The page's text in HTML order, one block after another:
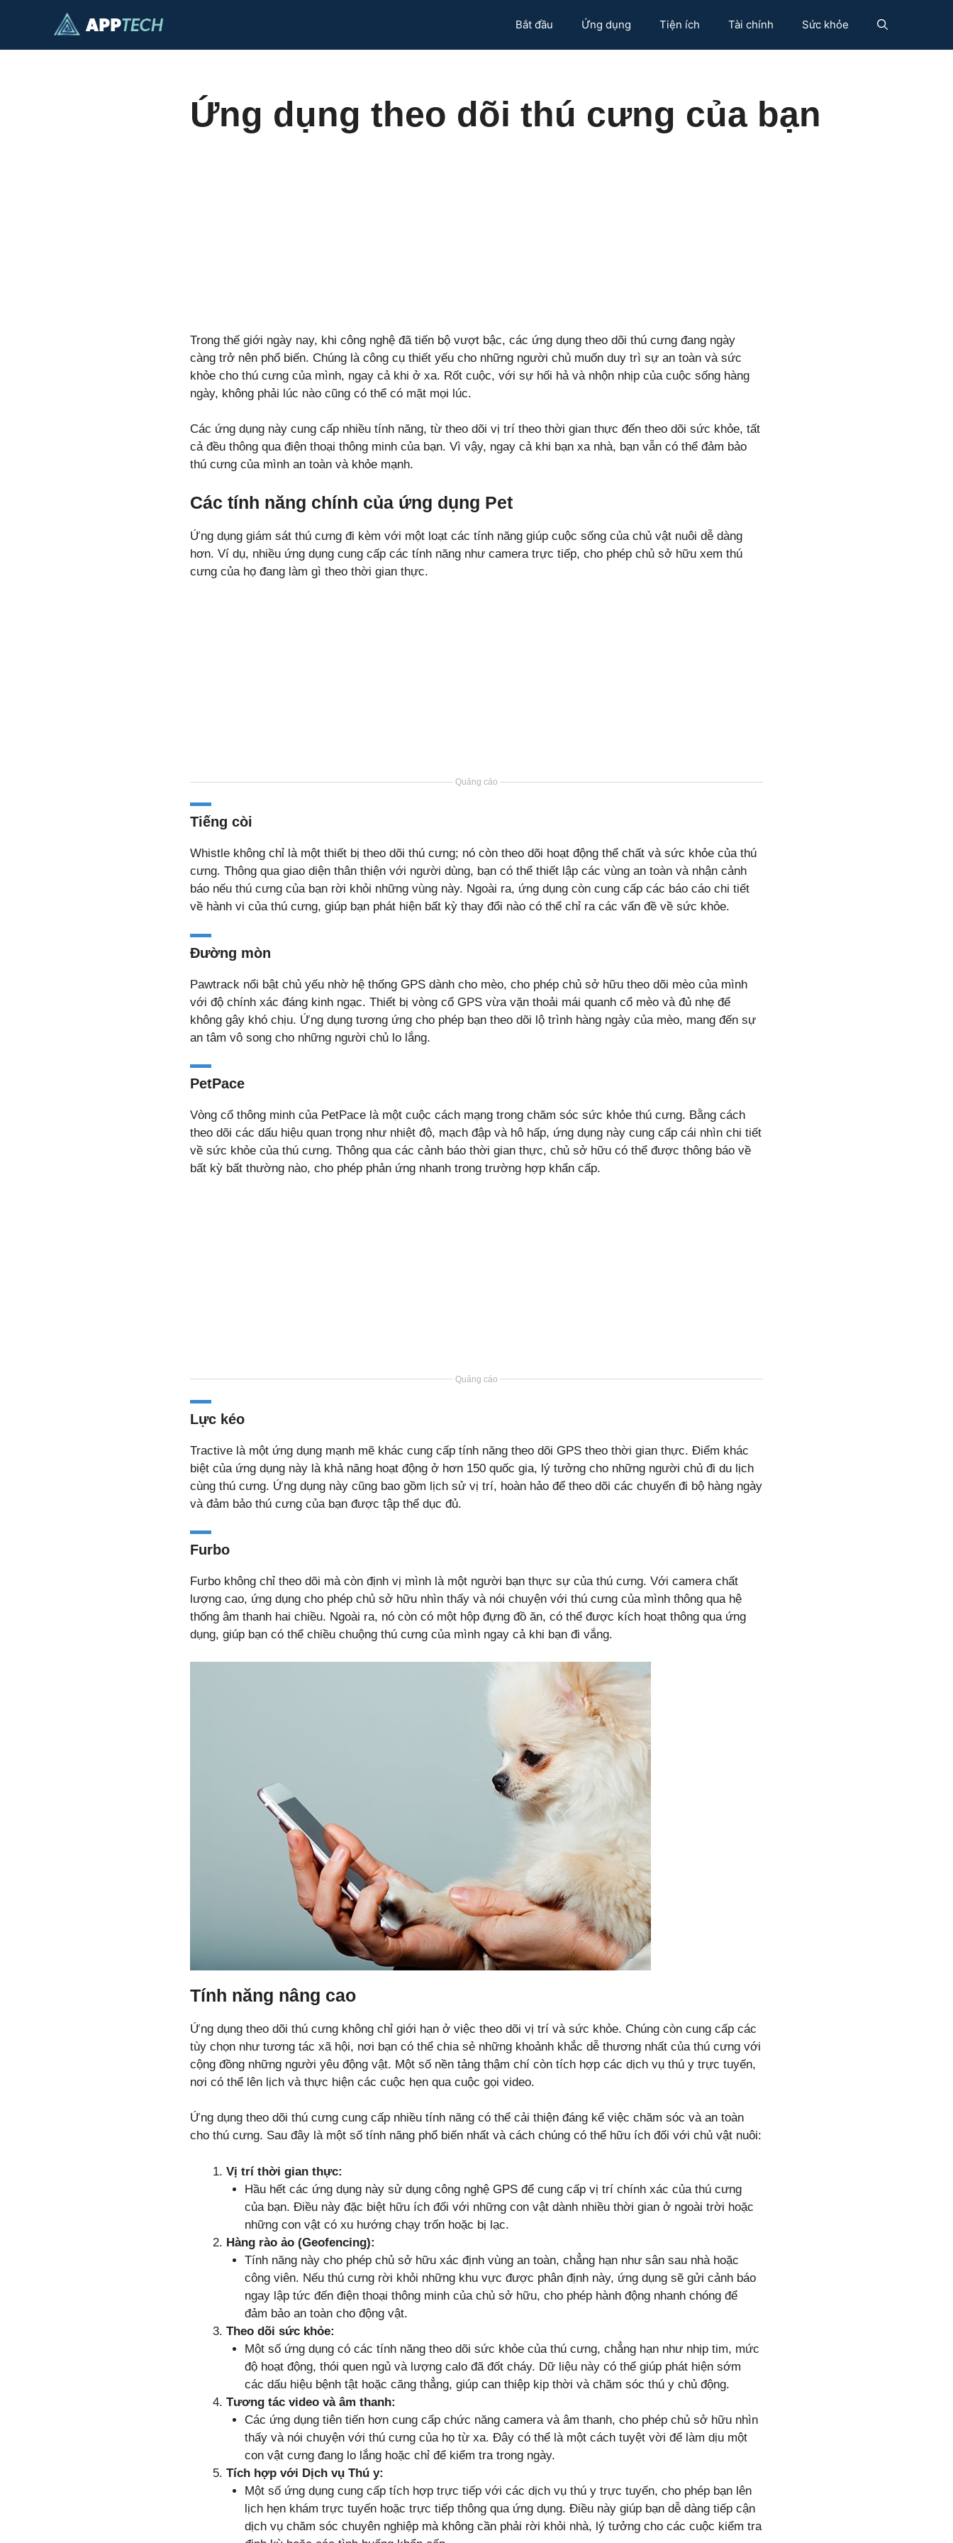
Bắt đầu Ứng dụng Tiện ích Tài chính Sức khỏe
Ứng dụng theo dõi thú cưng của bạn
Trong thế giới ngày nay, khi công nghệ đã tiến bộ vượt bậc, các ứng dụng theo dõi thú cưng đang ngày
càng trở nên phổ biến. Chúng là công cụ thiết yếu cho những người chủ muốn duy trì sự an toàn và sức
khỏe cho thú cưng của mình, ngay cả khi ở xa. Rốt cuộc, với sự hối hả và nhộn nhịp của cuộc sống hàng
ngày, không phải lúc nào cũng có thể có mặt mọi lúc.
Các ứng dụng này cung cấp nhiều tính năng, từ theo dõi vị trí theo thời gian thực đến theo dõi sức khỏe, tất
cả đều thông qua điện thoại thông minh của bạn. Vì vậy, ngay cả khi bạn xa nhà, bạn vẫn có thể đảm bảo
thú cưng của mình an toàn và khỏe mạnh.
Các tính năng chính của ứng dụng Pet
Ứng dụng giám sát thú cưng đi kèm với một loạt các tính năng giúp cuộc sống của chủ vật nuôi dễ dàng
hơn. Ví dụ, nhiều ứng dụng cung cấp các tính năng như camera trực tiếp, cho phép chủ sở hữu xem thú
cưng của họ đang làm gì theo thời gian thực.
Quảng cáo
Tiếng còi
Whistle không chỉ là một thiết bị theo dõi thú cưng; nó còn theo dõi hoạt động thể chất và sức khỏe của thú
cưng. Thông qua giao diện thân thiện với người dùng, bạn có thể thiết lập các vùng an toàn và nhận cảnh
báo nếu thú cưng của bạn rời khỏi những vùng này. Ngoài ra, ứng dụng còn cung cấp các báo cáo chi tiết
về hành vi của thú cưng, giúp bạn phát hiện bất kỳ thay đổi nào có thể chỉ ra các vấn đề về sức khỏe.
Đường mòn
Pawtrack nổi bật chủ yếu nhờ hệ thống GPS dành cho mèo, cho phép chủ sở hữu theo dõi mèo của mình
với độ chính xác đáng kinh ngạc. Thiết bị vòng cổ GPS vừa vặn thoải mái quanh cổ mèo và đủ nhẹ để
không gây khó chịu. Ứng dụng tương ứng cho phép bạn theo dõi lộ trình hàng ngày của mèo, mang đến sự
an tâm vô song cho những người chủ lo lắng.
PetPace
Vòng cổ thông minh của PetPace là một cuộc cách mạng trong chăm sóc sức khỏe thú cưng. Bằng cách
theo dõi các dấu hiệu quan trọng như nhiệt độ, mạch đập và hô hấp, ứng dụng này cung cấp cái nhìn chi tiết
về sức khỏe của thú cưng. Thông qua các cảnh báo thời gian thực, chủ sở hữu có thể được thông báo về
bất kỳ bất thường nào, cho phép phản ứng nhanh trong trường hợp khẩn cấp.
Quảng cáo
Lực kéo
Tractive là một ứng dụng mạnh mẽ khác cung cấp tính năng theo dõi GPS theo thời gian thực. Điểm khác
biệt của ứng dụng này là khả năng hoạt động ở hơn 150 quốc gia, lý tưởng cho những người chủ đi du lịch
cùng thú cưng. Ứng dụng này cũng bao gồm lịch sử vị trí, hoàn hảo để theo dõi các chuyến đi bộ hàng ngày
và đảm bảo thú cưng của bạn được tập thể dục đủ.
Furbo
Furbo không chỉ theo dõi mà còn định vị mình là một người bạn thực sự của thú cưng. Với camera chất
lượng cao, ứng dụng cho phép chủ sở hữu nhìn thấy và nói chuyện với thú cưng của mình thông qua hệ
thống âm thanh hai chiều. Ngoài ra, nó còn có một hộp đựng đồ ăn, có thể được kích hoạt thông qua ứng
dụng, giúp bạn có thể chiều chuộng thú cưng của mình ngay cả khi bạn đi vắng.
Tính năng nâng cao
Ứng dụng theo dõi thú cưng không chỉ giới hạn ở việc theo dõi vị trí và sức khỏe. Chúng còn cung cấp các
tùy chọn như tương tác xã hội, nơi bạn có thể chia sẻ những khoảnh khắc dễ thương nhất của thú cưng với
cộng đồng những người yêu động vật. Một số nền tảng thậm chí còn tích hợp các dịch vụ thú y trực tuyến,
nơi có thể lên lịch và thực hiện các cuộc hẹn qua cuộc gọi video.
Ứng dụng theo dõi thú cưng cung cấp nhiều tính năng có thể cải thiện đáng kể việc chăm sóc và an toàn
cho thú cưng. Sau đây là một số tính năng phổ biến nhất và cách chúng có thể hữu ích đối với chủ vật nuôi:
Vị trí thời gian thực:
Hầu hết các ứng dụng này sử dụng công nghệ GPS để cung cấp vị trí chính xác của thú cưng
của bạn. Điều này đặc biệt hữu ích đối với những con vật dành nhiều thời gian ở ngoài trời hoặc
những con vật có xu hướng chạy trốn hoặc bị lạc.
Hàng rào ảo (Geofencing):
Tính năng này cho phép chủ sở hữu xác định vùng an toàn, chẳng hạn như sân sau nhà hoặc
công viên. Nếu thú cưng rời khỏi những khu vực được phân định này, ứng dụng sẽ gửi cảnh báo
ngay lập tức đến điện thoại thông minh của chủ sở hữu, cho phép hành động nhanh chóng để
đảm bảo an toàn cho động vật.
Theo dõi sức khỏe:
Một số ứng dụng có các tính năng theo dõi sức khỏe của thú cưng, chẳng hạn như nhịp tim, mức
độ hoạt động, thói quen ngủ và lượng calo đã đốt cháy. Dữ liệu này có thể giúp phát hiện sớm
các dấu hiệu bệnh tật hoặc căng thẳng, giúp can thiệp kịp thời và chăm sóc thú y chủ động.
Tương tác video và âm thanh:
Các ứng dụng tiên tiến hơn cung cấp chức năng camera và âm thanh, cho phép chủ sở hữu nhìn
thấy và nói chuyện với thú cưng của họ từ xa. Đây có thể là một cách tuyệt vời để làm dịu một
con vật cưng đang lo lắng hoặc chỉ để kiểm tra trong ngày.
Tích hợp với Dịch vụ Thú y:
Một số ứng dụng cung cấp tích hợp trực tiếp với các dịch vụ thú y trực tuyến, cho phép bạn lên
lịch hẹn khám trực tuyến hoặc trực tiếp thông qua ứng dụng. Điều này giúp bạn dễ dàng tiếp cận
dịch vụ chăm sóc chuyên nghiệp mà không cần phải rời khỏi nhà, lý tưởng cho các cuộc kiểm tra